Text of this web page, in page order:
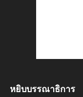
หยิบบรรณาธิการ